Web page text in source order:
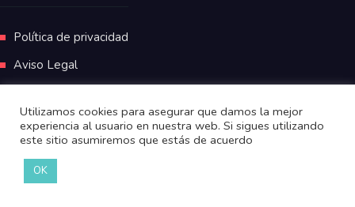
Política de privacidad
Aviso Legal
Utilizamos cookies para asegurar que damos la mejor
experiencia al usuario en nuestra web. Si sigues utilizando
este sitio asumiremos que estás de acuerdo
OK